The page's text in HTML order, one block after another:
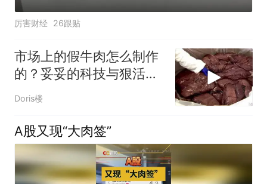
厉害财经 26跟贴
市场上的假牛肉怎么制作
的？妥妥的科技与狠活，
看完你还敢吃吗！
Doris楼
A股又现“大肉签”